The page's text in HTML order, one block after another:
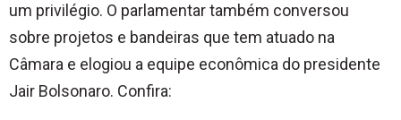
um privilégio. O parlamentar também conversou
sobre projetos e bandeiras que tem atuado na
Câmara e elogiou a equipe econômica do presidente
Jair Bolsonaro. Confira: